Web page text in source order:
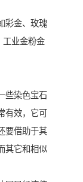
彩金、玫瑰
工业金粉金
染色宝石
有效，它可
要借助于其
其它和相似